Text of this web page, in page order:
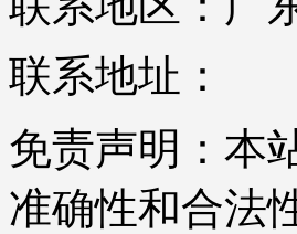
联系地址：
免责声明：本
准确性和合法